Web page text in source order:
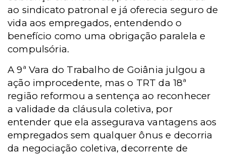
ao sindicato patronal e já oferecia seguro de
vida aos empregados, entendendo o
benefício como uma obrigação paralela e
compulsória.
A 9ª Vara do Trabalho de Goiânia julgou a
ação improcedente, mas o TRT da 18ª
região reformou a sentença ao reconhecer
a validade da cláusula coletiva, por
entender que ela assegurava vantagens aos
empregados sem qualquer ônus e decorria
da negociação coletiva, decorrente de